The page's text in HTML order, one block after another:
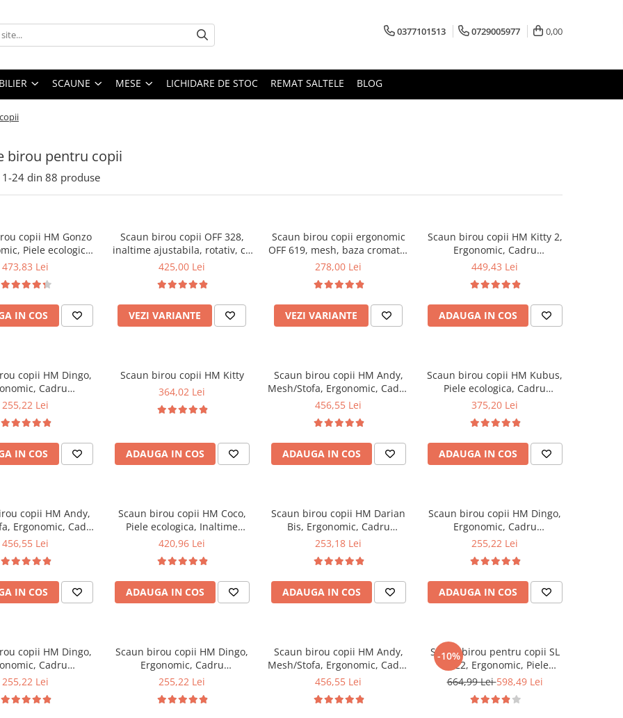
0377101513 0729005977 0,00
SCAUNE MESE LICHIDARE DE STOC REMAT SALTELE BLOG
birou pentru copii
1-24 din 88 produse
copii HM Gonzo
Piele ecologica,
Mecanism
473,83 Lei
IN COS
Scaun birou copii OFF 328,
inaltime ajustabila, rotativ, cu
brate, piele ecologica, 65 kg
425,00 Lei
VEZI VARIANTE
Scaun birou copii ergonomic
OFF 619, mesh, baza cromata,
inaltime reglabila, 80 kg
278,00 Lei
VEZI VARIANTE
Scaun birou copii HM Kitty 2,
Ergonomic, Cadru
Polipropilena, Piele ecologica,
95x55x35 cm, Alb
449,43 Lei
ADAUGA IN COS
copii HM Dingo,
Cadru
Mesh, Inaltime
cm, Roz
255,22 Lei
IN COS
Scaun birou copii HM Kitty
364,02 Lei
ADAUGA IN COS
Scaun birou copii HM Andy,
Mesh/Stofa, Ergonomic, Cadru
metalic, Inaltime ajustabila,
Roz
456,55 Lei
ADAUGA IN COS
Scaun birou copii HM Kubus,
Piele ecologica, Cadru
Polipropilena, Roti cauciucate,
Galben
375,20 Lei
ADAUGA IN COS
copii HM Andy,
Ergonomic, Cadru
Inaltime ajustabila,
Verde
456,55 Lei
IN COS
Scaun birou copii HM Coco,
Piele ecologica, Inaltime
reglabila, Cadru Cromat, 80
420,96 Lei
ADAUGA IN COS
Scaun birou copii HM Darian
Bis, Ergonomic, Cadru
Polipropilena, Stofa, Inaltime
253,18 Lei
ADAUGA IN COS
Scaun birou copii HM Dingo,
Ergonomic, Cadru
Polipropilena, Mesh, Inaltime
cm, Violet
255,22 Lei
ADAUGA IN COS
copii HM Dingo,
Cadru
Mesh, Inaltime
cm, Verde
255,22 Lei
Scaun birou copii HM Dingo,
Ergonomic, Cadru
Polipropilena, Mesh, Inaltime
cm, Gri
255,22 Lei
Scaun birou copii HM Andy,
Mesh/Stofa, Ergonomic, Cadru
Cromat, Inaltime ajustabila,
360 ˚, 102 Kg, Albastru
456,55 Lei
-10%
Scaun birou pentru copii SL
Q022, Ergonomic, Piele
ecologica, Inaltime ajustabila,
664,99 Lei598,49 Lei